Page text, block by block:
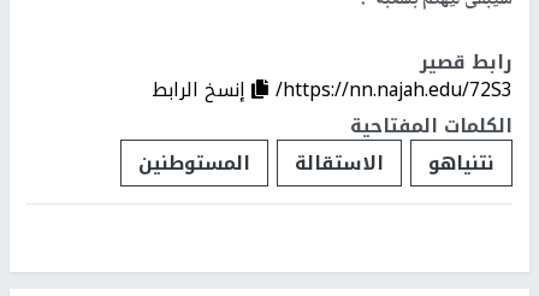
رابط قصير
https://nn.najah.edu/72S3/
إنسخ الرابط
الكلمات المفتاحية
نتنياهو
الاستقالة المستوطنين